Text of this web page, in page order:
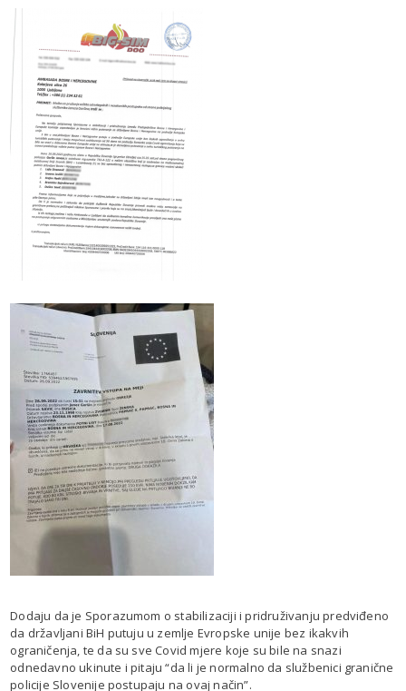
Dodaju da je Sporazumom o stabilizaciji i pridruživanju predviđeno
da državljani BiH putuju u zemlje Evropske unije bez ikakvih
ograničenja, te da su sve Covid mjere koje su bile na snazi
odnedavno ukinute i pitaju “da li je normalno da službenici granične
policije Slovenije postupaju na ovaj način”.